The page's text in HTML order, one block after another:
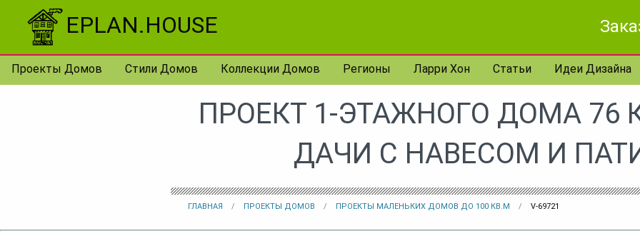
Перейти к контенту
EPLAN.HOUSE
Проекты Домов Стили Домов Коллекции Домов Регионы Ларри Хон Статьи Идеи Дизайна
ПРОЕКТ 1-ЭТАЖНОГО ДОМА 76
ДАЧИ С НАВЕСОМ И
ГЛАВНАЯ ПРОЕКТЫ ДОМОВ ПРОЕКТЫ МАЛЕНЬКИХ ДОМОВ ДО 100 КВ.М V-69721